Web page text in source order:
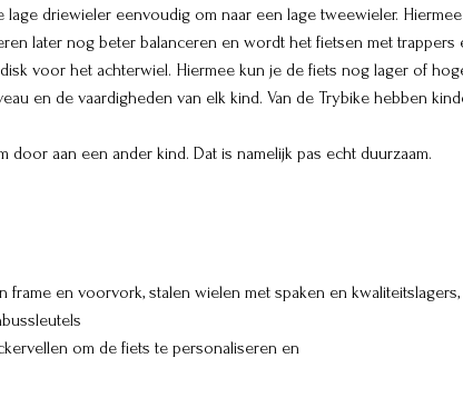
driewieler eenvoudig om naar een lage tweewieler.
later nog beter balanceren en wordt het fietsen met trappers
voor het achterwiel. Hiermee kun je de fiets nog lager of
en de vaardigheden van elk kind. Van de Trybike hebben
door aan een ander kind. Dat is namelijk pas echt duurzaam.
frame en voorvork, stalen wielen met spaken en
om de fiets te personaliseren en